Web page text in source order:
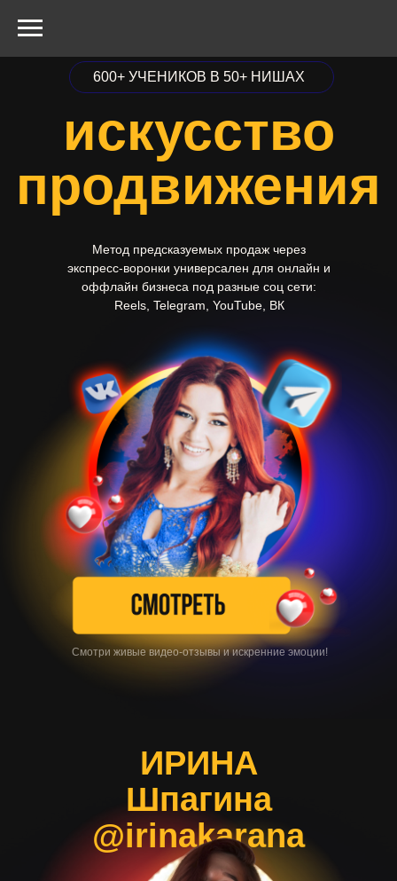
искусство
продвижения
600+ УЧЕНИКОВ В 50+ НИШАХ
Метод предсказуемых продаж через
экспресс-воронки универсален для онлайн и
оффлайн бизнеса под разные соц сети:
Reels, Telegram, YouTube, ВК
Смотри живые видео-отзывы и искренние эмоции!
ИРИНА
Шпагина
@irinakarana